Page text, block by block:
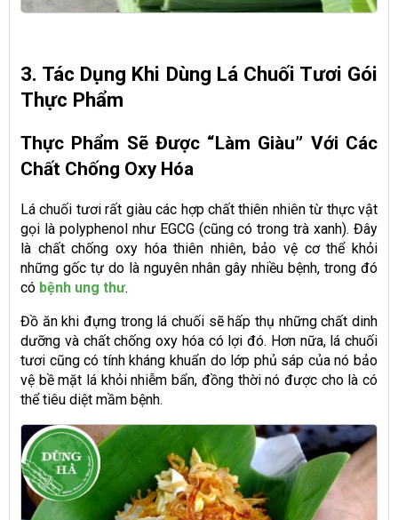
3. Tác Dụng Khi Dùng Lá Chuối Tươi Gói
Thực Phẩm
Thực Phẩm Sẽ Được “làm Giàu” Với Các
Chất Chống Oxy Hóa
Lá chuối tươi rất giàu các hợp chất thiên nhiên từ thực vật
gọi là polyphenol như EGCG (cũng có trong trà xanh). Đây
là chất chống oxy hóa thiên nhiên, bảo vệ cơ thể khỏi
những gốc tự do là nguyên nhân gây nhiều bệnh, trong đó
có bệnh ung thư.
Đồ ăn khi đựng trong lá chuối sẽ hấp thụ những chất dinh
dưỡng và chất chống oxy hóa có lợi đó. Hơn nữa, lá chuối
tươi cũng có tính kháng khuẩn do lớp phủ sáp của nó bảo
vệ bề mặt lá khỏi nhiễm bẩn, đồng thời nó được cho là có
thể tiêu diệt mầm bệnh.